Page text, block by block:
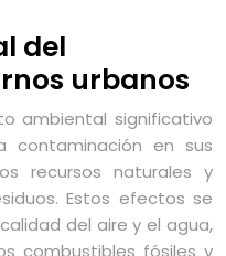
del
urbanos
ambiental significativo
contaminación en sus
recursos naturales y
Estos efectos se
del aire y el agua,
combustibles fósiles y